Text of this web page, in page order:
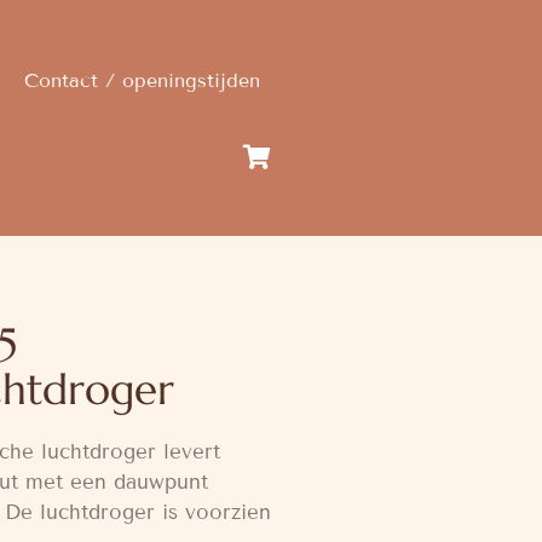
Contact / openingstijden
luchtdroger levert
met een dauwpunt
luchtdroger is voorzien